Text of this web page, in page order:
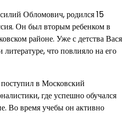
Обломович, родился 15
Он был вторым ребенком в
районе. Уже с детства Вася
что повлияло на его
в Московский
где успешно обучался
Во время учебы он активно